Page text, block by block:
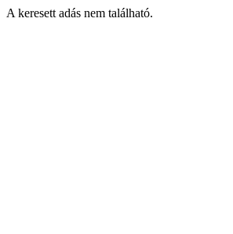
A keresett adás nem található.